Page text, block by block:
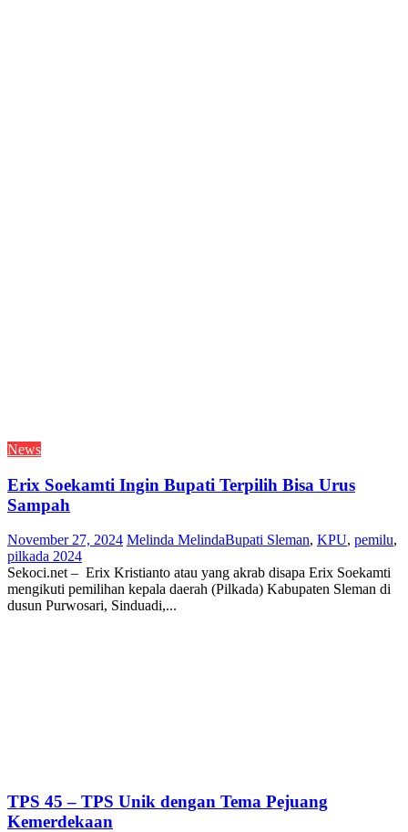
News
Erix Soekamti Ingin Bupati Terpilih Bisa Urus
Sampah
November 27, 2024 Melinda MelindaBupati Sleman, KPU, pemilu,
pilkada 2024
Sekoci.net – Erix Kristianto atau yang akrab disapa Erix Soekamti
mengikuti pemilihan kepala daerah (Pilkada) Kabupaten Sleman di
dusun Purwosari, Sinduadi,...
TPS 45 – TPS Unik dengan Tema Pejuang
Kemerdekaan